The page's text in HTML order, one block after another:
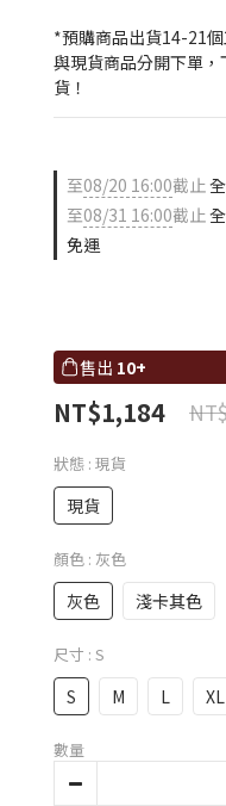
*預購商品出貨14-21
與現貨商品分開下單
貨！
至08/20 16:00截止
至08/31 16:00截止
免運
售出 10+
NT$1,184
狀態 : 現貨
現貨
顏色 : 灰色
灰色 淺卡其色
尺寸 : S
S M L XL
數量